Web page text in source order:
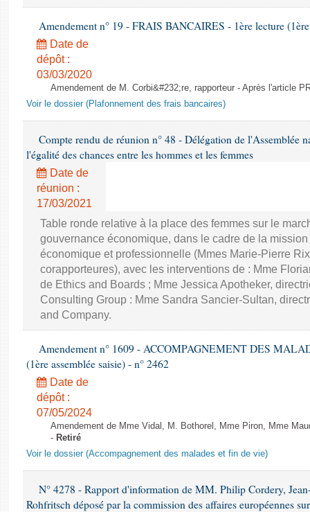
Amendement n° 19 - FRAIS BANCAIRES - 1ère lecture
Date de
dépôt :
03/03/2020
Amendement de M. Corbi&#232;re, rapporteur - Après l'article
Voir le dossier (Plafonnement des frais bancaires)
Compte rendu de réunion n° 48 - Délégation de l'Assemblée
l'égalité des chances entre les hommes et les femmes
Date de
réunion :
17/03/2021
Table ronde relative à la place des femmes sur le
gouvernance économique, dans le cadre de la
économique et professionnelle (Mmes Marie-Pierre
corapporteures), avec les interventions de : Mme
de Ethics and Boards ; Mme Jessica Apotheker,
Consulting Group : Mme Sandra Sancier-Sultan,
and Company.
Amendement n° 1609 - ACCOMPAGNEMENT DES
(1ère assemblée saisie) - n° 2462
Date de
dépôt :
07/05/2024
Amendement de Mme Vidal, M. Bothorel, Mme Piron, Mme
- Retiré
Voir le dossier (Accompagnement des malades et fin de vie)
N° 4278 - Rapport d'information de MM. Philip Cordery,
Rohfritsch déposé par la commission des affaires européennes